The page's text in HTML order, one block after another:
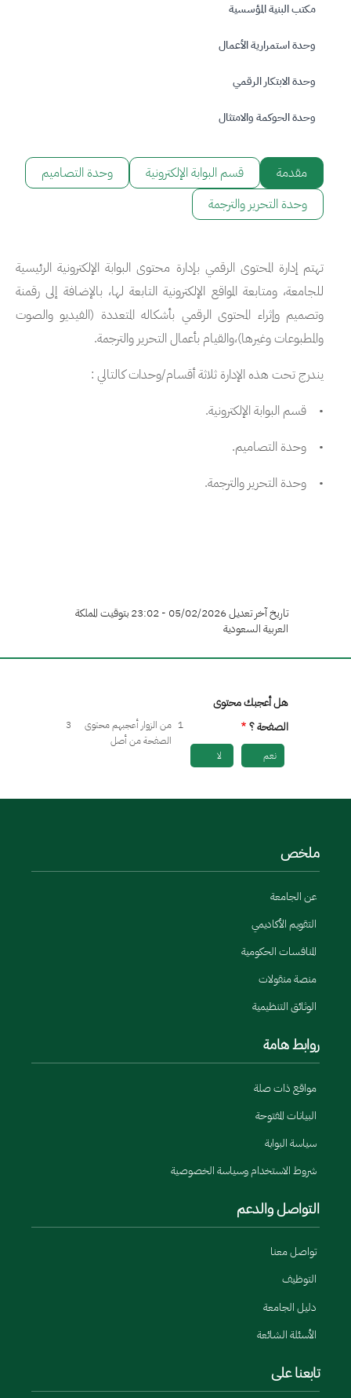
مكتب البنية المؤسسية
وحدة استمرارية الأعمال
وحدة الابتكار الرقمي
وحدة الحوكمة والامتثال
مقدمة قسم البوابة الإلكترونية
وحدة التصاميم
وحدة التحرير والترجمة
تهتم إدارة المحتوى الرقمي بإدارة محتوى البوابة الإلكترونية الرئيسية
للجامعة، ومتابعة المواقع الإلكترونية التابعة لها، بالإضافة إلى رقمنة
وتصميم وإثراء المحتوى الرقمي بأشكاله المتعددة (الفيديو والصوت
والمطبوعات وغيرها)،والقيام بأعمال التحرير والترجمة.
يندرج تحت هذه الإدارة ثلاثة أقسام/وحدات كالتالي :
• قسم البوابة الإلكترونية.
• وحدة التصاميم.
• وحدة التحرير والترجمة.
تاريخ آخر تعديل 05/02/2026 - 23:02 بتوقيت المملكة
العربية السعودية
هل أعجبك محتوى
الصفحة ؟
نعم لا
1 من الزوار أعجبهم محتوى
الصفحة من أصل
3
ملخص
عن الجامعة
التقويم الأكاديمي
المنافسات الحكومية
منصة منقولات
الوثائق التنظيمية
روابط هامة
مواقع ذات صلة
البيانات المفتوحة
سياسة البوابة
شروط الاستخدام وسياسة الخصوصية
التواصل والدعم
تواصل معنا
التوظيف
دليل الجامعة
الأسئلة الشائعة
تابعنا على